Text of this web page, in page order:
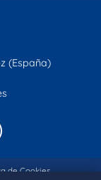
(España)
de Cookies